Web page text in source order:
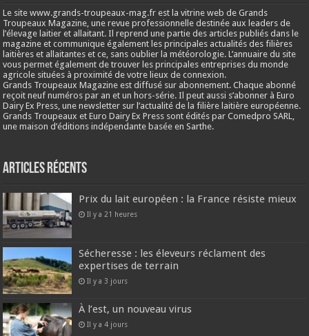
Le site www.grands-troupeaux-mag.fr est la vitrine web de Grands
Troupeaux Magazine, une revue professionnelle destinée aux leaders de
l’élevage laitier et allaitant. Il reprend une partie des articles publiés dans le
magazine et communique également les principales actualités des filières
laitières et allaitantes et ce, sans oublier la météorologie. L’annuaire du site
vous permet également de trouver les principales entreprises du monde
agricole situées à proximité de votre lieux de connexion.
Grands Troupeaux Magazine est diffusé sur abonnement. Chaque abonné
reçoit neuf numéros par an et un hors-série. Il peut aussi s’abonner à Euro
Dairy Ex Press, une newsletter sur l’actualité de la filière laitière européenne.
Grands Troupeaux et Euro Dairy Ex Press sont édités par Comedpro SARL,
une maison d’éditions indépendante basée en Sarthe.
Articles récents
Prix du lait européen : la France résiste mieux
Il y a 21 heures
Sécheresse : les éleveurs réclament des
expertises de terrain
Il y a 3 jours
À l’est, un nouveau virus
Il y a 4 jours